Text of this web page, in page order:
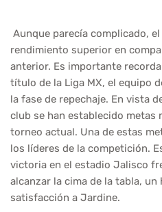
Aunque parecía complicado,
rendimiento superior en
anterior. Es importante
título de la Liga MX, el equipo
la fase de repechaje. En vista
club se han establecido metas
torneo actual. Una de estas
los líderes de la competición.
victoria en el estadio Jalisco
alcanzar la cima de la tabla, un
satisfacción a Jardine.